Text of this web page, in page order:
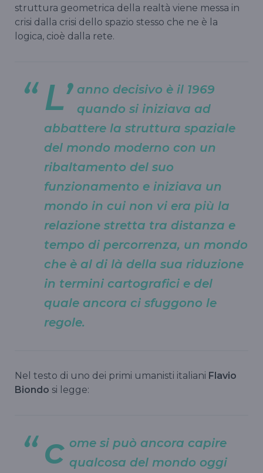
struttura geometrica della realtà viene messa in
crisi dalla crisi dello spazio stesso che ne è la
logica, cioè dalla rete.
L’ anno decisivo è il 1969
quando si iniziava ad
abbattere la struttura spaziale
del mondo moderno con un
ribaltamento del suo
funzionamento e iniziava un
mondo in cui non vi era più la
relazione stretta tra distanza e
tempo di percorrenza, un mondo
che è al di là della sua riduzione
in termini cartografici e del
quale ancora ci sfuggono le
regole.
Nel testo di uno dei primi umanisti italiani Flavio
Biondo si legge:
c ome si può ancora capire
qualcosa del mondo oggi